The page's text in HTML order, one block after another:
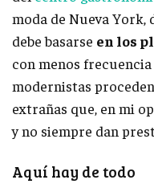
moda de Nueva York,
debe basarse en los
con menos
modernistas
extrañas que, en mi
y no siempre dan
Aquí hay de todo